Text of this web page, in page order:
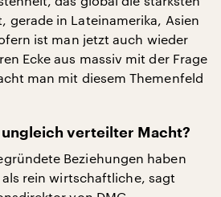
gerade in Lateinamerika, Asien
ist man jetzt auch wieder
Ecke aus massiv mit der Frage
man mit diesem Themenfeld
verteilter Macht?
Beziehungen haben
rein wirtschaftliche, sagt